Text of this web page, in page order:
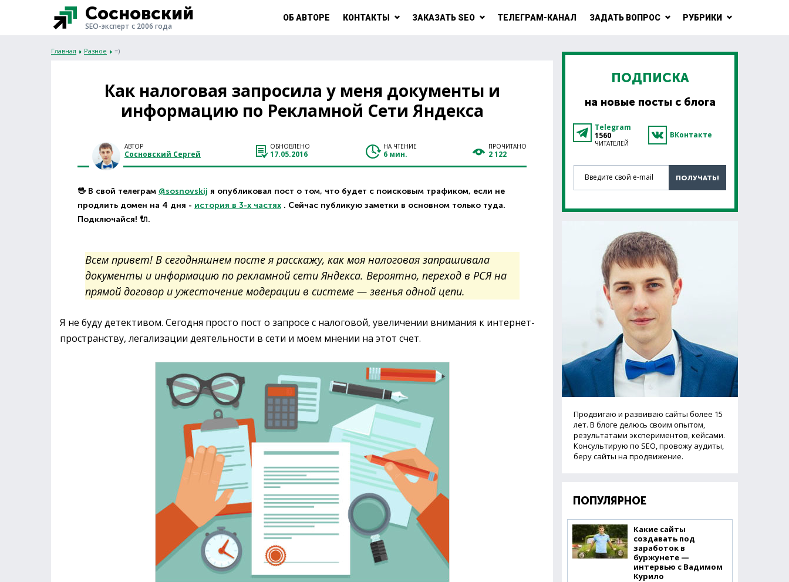
Сосновский
SEO-эксперт с 2006 года
ОБ АВТОРЕ КОНТАКТЫ ЗАКАЗАТЬ SEO ТЕЛЕГРАМ-КАНАЛ ЗАДАТЬ ВОПРОС РУБРИКИ
Главная Разное =)
Как налоговая запросила у меня документы и
информацию по Рекламной Сети Яндекса
АВТОР
Сосновский Сергей
ОБНОВЛЕНО
17.05.2016
НА ЧТЕНИЕ
6 мин.
ПРОЧИТАНО
2 122
🖖 В свой телеграм @sosnovskij я опубликовал пост о том, что будет с поисковым трафиком, если не
продлить домен на 4 дня - история в 3-х частях . Сейчас публикую заметки в основном только туда.
Подключайся! 🔌.
Всем привет! В сегодняшнем посте я расскажу, как моя налоговая запрашивала
документы и информацию по рекламной сети Яндекса. Вероятно, переход в РСЯ на
прямой договор и ужесточение модерации в системе — звенья одной цепи.
Я не буду детективом. Сегодня просто пост о запросе с налоговой, увеличении внимания к интернет-
пространству, легализации деятельности в сети и моем мнении на этот счет.
ПОДПИСКА
на новые посты с блога
Telegram
1560
ЧИТАТЕЛЕЙ
ВКонтакте
Введите свой e-mail
ПОЛУЧАТЬ!
Продвигаю и развиваю сайты более 15
лет. В блоге делюсь своим опытом,
результатами экспериментов, кейсами.
Консультирую по SEO, провожу аудиты,
беру сайты на продвижение.
ПОПУЛЯРНОЕ
Какие сайты
создавать под
заработок в
буржунете —
интервью с Вадимом
Курило